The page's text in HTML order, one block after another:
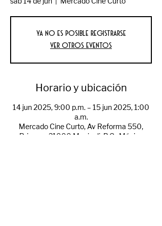
Ya no es posible registrarse
Ver otros eventos
Horario y ubicación
14 jun 2025, 9:00 p.m. – 15 jun 2025, 1:00
a.m.
Mercado Cine Curto, Av Reforma 550,
Primera, 21000 Mexicali, B.C., México